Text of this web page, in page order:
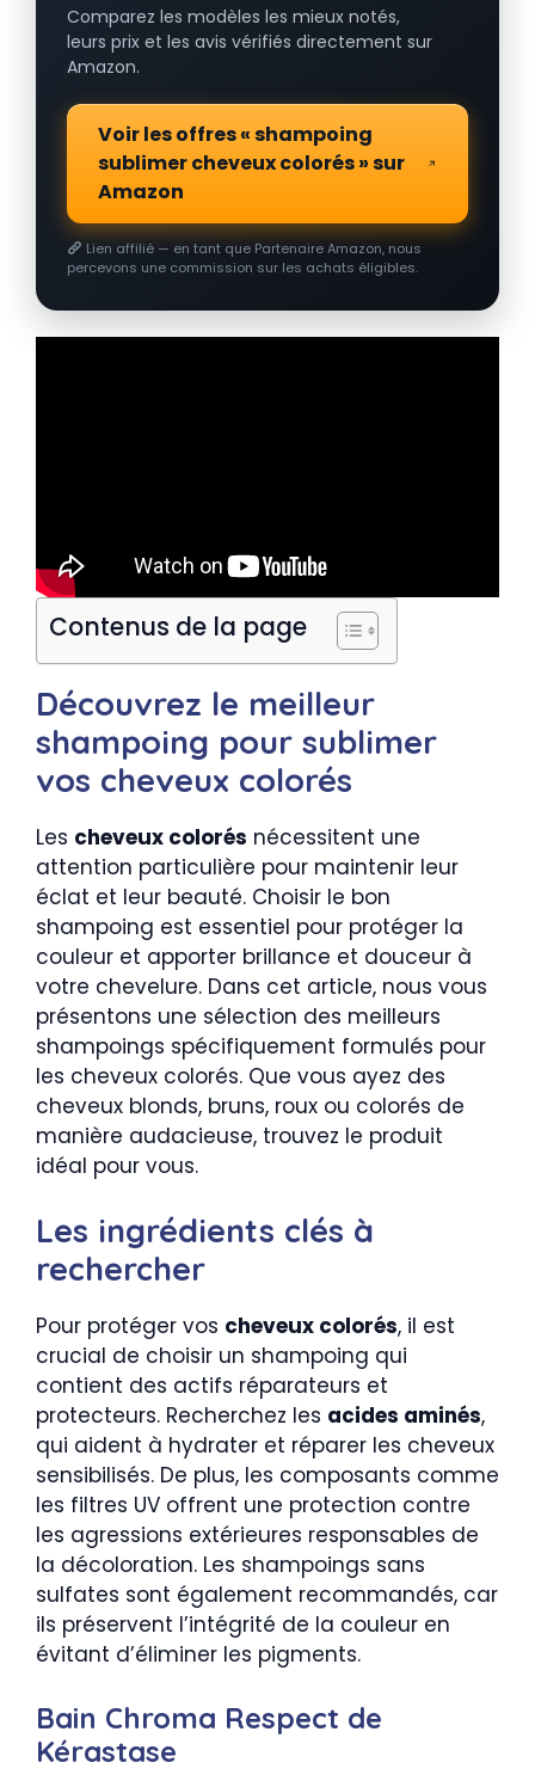
Comparez les modèles les mieux notés,
leurs prix et les avis vérifiés directement sur
Amazon.
Voir les offres « shampoing
sublimer cheveux colorés » sur
Amazon
Lien affilié — en tant que Partenaire Amazon, nous
percevons une commission sur les achats éligibles.
Contenus de la page
Découvrez le meilleur
shampoing pour sublimer
vos cheveux colorés
Les cheveux colorés nécessitent une
attention particulière pour maintenir leur
éclat et leur beauté. Choisir le bon
shampoing est essentiel pour protéger la
couleur et apporter brillance et douceur à
votre chevelure. Dans cet article, nous vous
présentons une sélection des meilleurs
shampoings spécifiquement formulés pour
les cheveux colorés. Que vous ayez des
cheveux blonds, bruns, roux ou colorés de
manière audacieuse, trouvez le produit
idéal pour vous.
Les ingrédients clés à
rechercher
Pour protéger vos cheveux colorés, il est
crucial de choisir un shampoing qui
contient des actifs réparateurs et
protecteurs. Recherchez les acides aminés,
qui aident à hydrater et réparer les cheveux
sensibilisés. De plus, les composants comme
les filtres UV offrent une protection contre
les agressions extérieures responsables de
la décoloration. Les shampoings sans
sulfates sont également recommandés, car
ils préservent l’intégrité de la couleur en
évitant d’éliminer les pigments.
Bain Chroma Respect de
Kérastase